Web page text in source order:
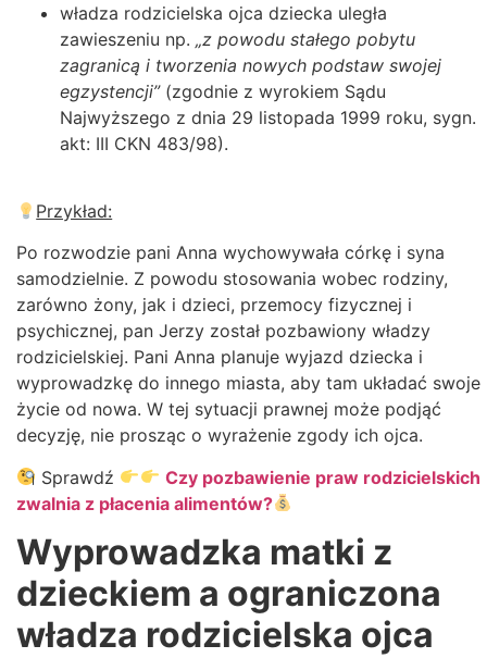
władza rodzicielska ojca dziecka uległa
zawieszeniu np. „z powodu stałego pobytu
zagranicą i tworzenia nowych podstaw swojej
egzystencji”(zgodnie z wyrokiem Sądu
Najwyższego z dnia 29 listopada 1999 roku, sygn.
akt: III CKN 483/98).
Przykład:
Po rozwodzie pani Anna wychowywała córkę i syna
samodzielnie. Z powodu stosowania wobec rodziny,
zarówno żony, jak i dzieci, przemocy fizycznej i
psychicznej, pan Jerzy został pozbawiony władzy
rodzicielskiej. Pani Anna planuje wyjazd dziecka i
wyprowadzkę do innego miasta, aby tam układać swoje
życie od nowa. W tej sytuacji prawnej może podjąć
decyzję, nie prosząc o wyrażenie zgody ich ojca.
Sprawdź
Czy pozbawienie praw rodzicielskich
zwalnia z płacenia alimentów?
Wyprowadzka matki z
dzieckiem a ograniczona
władza rodzicielska ojca